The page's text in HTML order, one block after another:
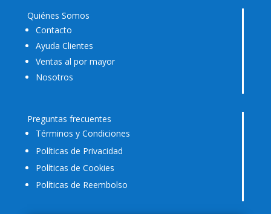
Quiénes Somos
Contacto
Ayuda Clientes
Ventas al por mayor
Nosotros
Preguntas frecuentes
Términos y Condiciones
Políticas de Privacidad
Políticas de Cookies
Políticas de Reembolso